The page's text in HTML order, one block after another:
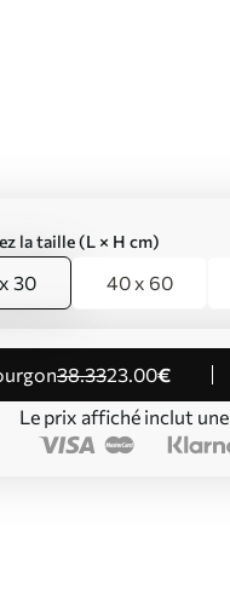
la taille (L × H cm)
30 40 x 60
38.3323.00€
Le prix affiché inclut une